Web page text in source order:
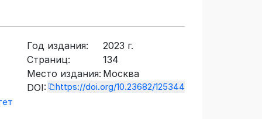
Год издания:
2023 г.
Страниц:
134
Место издания: Москва
DOI:
https://doi.org/10.23682/125344